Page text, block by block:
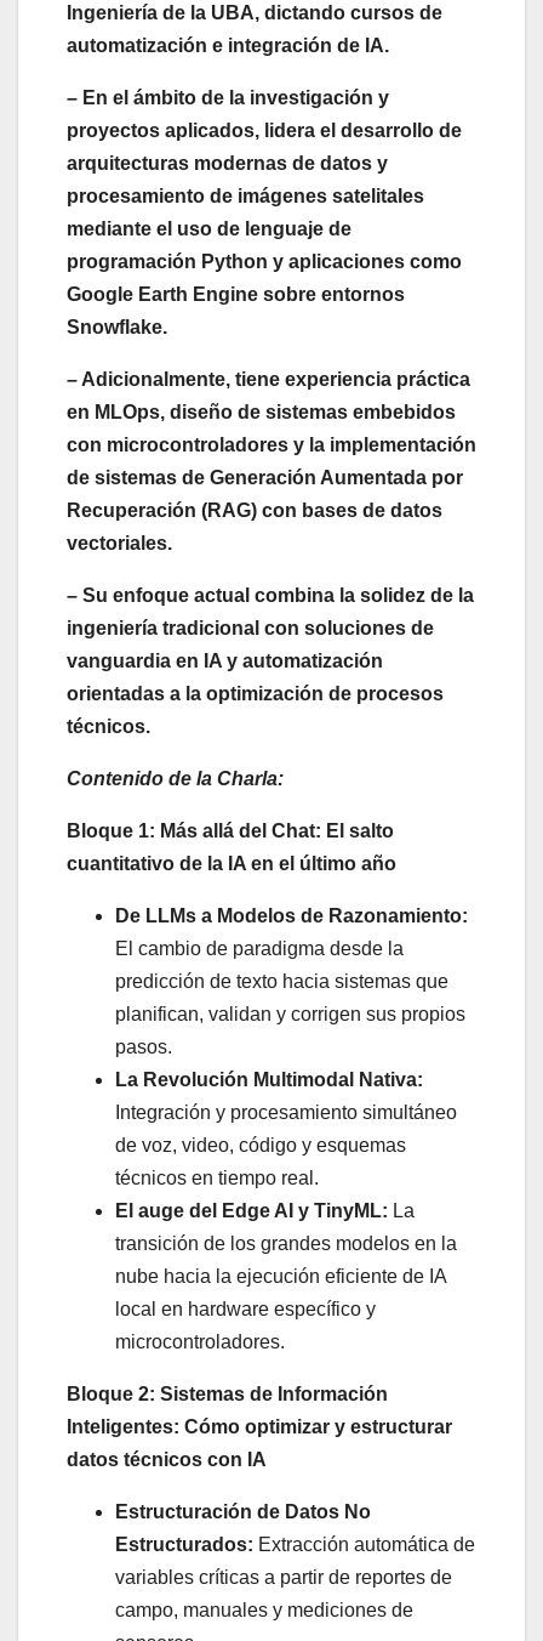
Ingeniería de la UBA, dictando cursos de
automatización e integración de IA.
– En el ámbito de la investigación y
proyectos aplicados, lidera el desarrollo de
arquitecturas modernas de datos y
procesamiento de imágenes satelitales
mediante el uso de lenguaje de
programación Python y aplicaciones como
Google Earth Engine sobre entornos
Snowflake.
– Adicionalmente, tiene experiencia práctica
en MLOps, diseño de sistemas embebidos
con microcontroladores y la implementación
de sistemas de Generación Aumentada por
Recuperación (RAG) con bases de datos
vectoriales.
– Su enfoque actual combina la solidez de la
ingeniería tradicional con soluciones de
vanguardia en IA y automatización
orientadas a la optimización de procesos
técnicos.
Contenido de la Charla:
Bloque 1: Más allá del Chat: El salto
cuantitativo de la IA en el último año
De LLMs a Modelos de Razonamiento:
El cambio de paradigma desde la
predicción de texto hacia sistemas que
planifican, validan y corrigen sus propios
pasos.
La Revolución Multimodal Nativa:
Integración y procesamiento simultáneo
de voz, video, código y esquemas
técnicos en tiempo real.
El auge del Edge AI y TinyML: La
transición de los grandes modelos en la
nube hacia la ejecución eficiente de IA
local en hardware específico y
microcontroladores.
Bloque 2: Sistemas de Información
Inteligentes: Cómo optimizar y estructurar
datos técnicos con IA
Estructuración de Datos No
Estructurados: Extracción automática de
variables críticas a partir de reportes de
campo, manuales y mediciones de